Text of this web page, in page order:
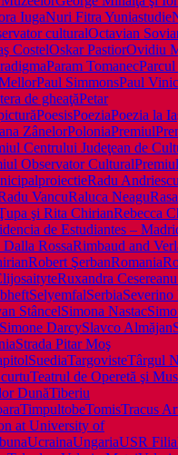
IugaNuri Fitra Yuniastudie
culturalOctavian
CostelOskar PastiorOvidiu
Param Tomanec
Paul SimmonsPaul
de gheaţăPetar
PoesisPoeziaPoezia la
ZânelorPoloniaPremiul
Centrului Judeţean de
Observator Cultural
proiectieRadu Andriescu
VancuRaluca Neagu
şi Rita ChirianRebecca
de Estudiantes –
RossaRimbaud and
Robert ŞerbanRomania
Ruxandra Cesereanu
SelyemfalSerbiaSeverino
StâncelSimona Nastac
Simone DarcySlavco Almăjan
Strada Pitar Moş
SuediaTargovisteTârgul
Teatrul de Operetă şi
DunăTiberiu
TimpultobeTomisTracus
at University of
UcrainaUngariaUSR